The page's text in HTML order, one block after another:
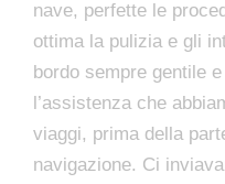
nave, perfette le
ottima la pulizia e gli
bordo sempre gentile
l’assistenza che
viaggi, prima della
navigazione. Ci